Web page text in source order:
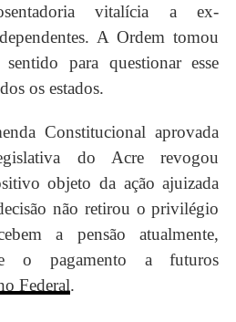
vitalícia a ex-
A Ordem tomou
para questionar esse
os estados.
Constitucional aprovada
do Acre revogou
objeto da ação ajuizada
não retirou o privilégio
a pensão atualmente,
o pagamento a futuros
Federal.